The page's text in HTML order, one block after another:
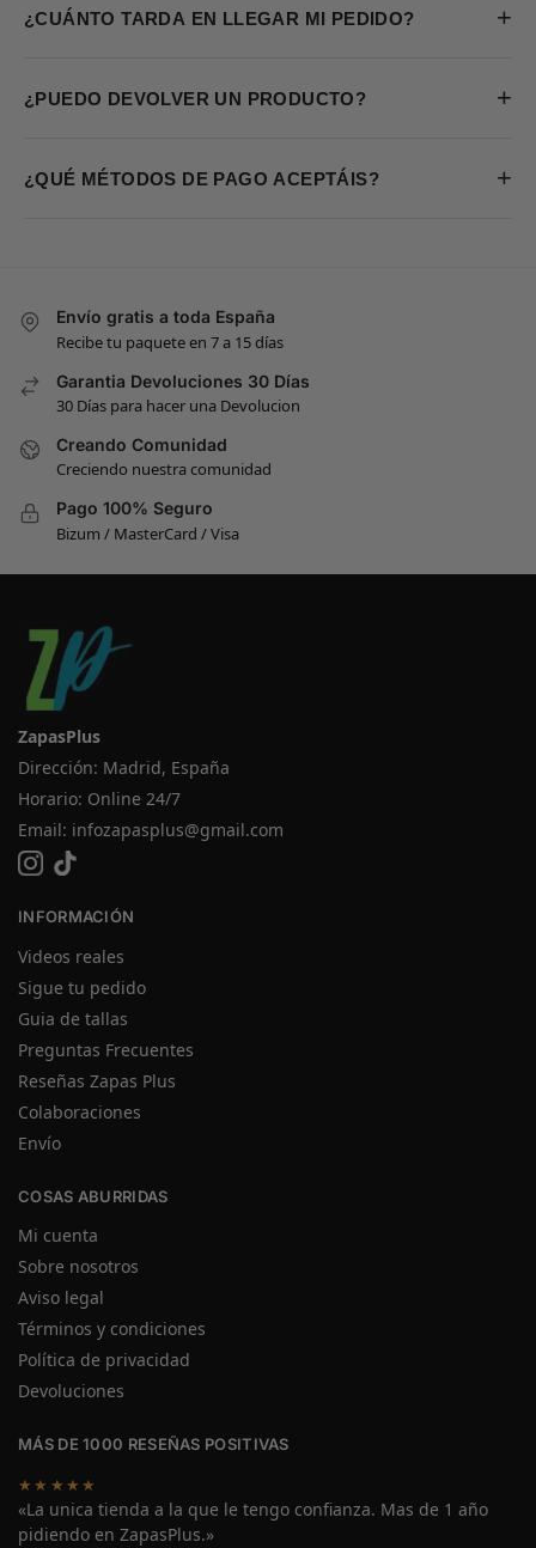
¿CUÁNTO TARDA EN LLEGAR MI PEDIDO? +
¿PUEDO DEVOLVER UN PRODUCTO? +
¿QUÉ MÉTODOS DE PAGO ACEPTÁIS? +
Envío gratis a toda España
Recibe tu paquete en 7 a 15 días
Garantia Devoluciones 30 Días
30 Días para hacer una Devolucion
Creando Comunidad
Creciendo nuestra comunidad
Pago 100% Seguro
Bizum / MasterCard / Visa
ZapasPlus
Dirección: Madrid, España
Horario: Online 24/7
Email: infozapasplus@gmail.com
INFORMACIÓN
Videos reales
Sigue tu pedido
Guia de tallas
Preguntas Frecuentes
Reseñas Zapas Plus
Colaboraciones
Envío
COSAS ABURRIDAS
Mi cuenta
Sobre nosotros
Aviso legal
Términos y condiciones
Política de privacidad
Devoluciones
MÁS DE 1000 RESEÑAS POSITIVAS
★★★★★
«La unica tienda a la que le tengo confianza. Mas de 1 año
pidiendo en ZapasPlus.»